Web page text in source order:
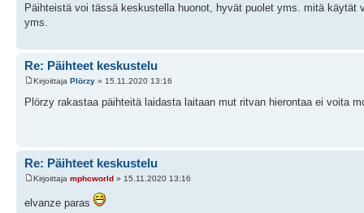
Päihteistä voi tässä keskustella huonot, hyvät puolet yms. mitä käytät
yms.
Re: Päihteet keskustelu
Kirjoittaja Plörzy » 15.11.2020 13:16
Plörzy rakastaa päihteitä laidasta laitaan mut ritvan hierontaa ei voita
Re: Päihteet keskustelu
Kirjoittaja mphcworld » 15.11.2020 13:16
elvanze paras